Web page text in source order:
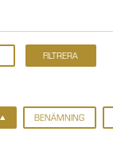
BENÄMNING